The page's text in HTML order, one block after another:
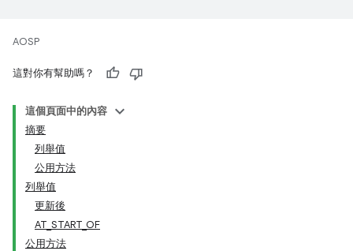
AOSP
這對你有幫助嗎？
這個頁面中的內容
摘要
列舉值
公用方法
列舉值
更新後
AT_START_OF
公用方法